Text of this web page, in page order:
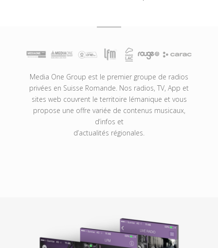
Media One Group est le premier groupe de radios
privées en Suisse Romande. Nos radios, TV, App et
sites web couvrent le territoire lémanique et vous
propose une offre variée de contenus musicaux,
d’infos et
d’actualités régionales.